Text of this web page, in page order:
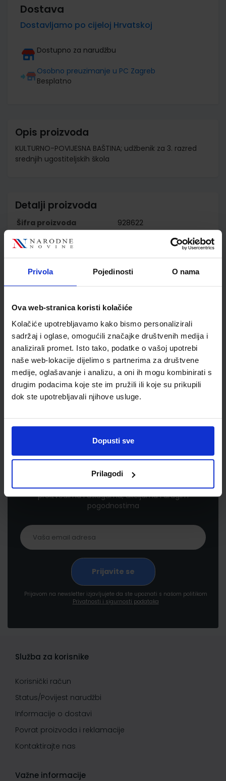
Privola Pojedinosti O nama
Ova web-stranica koristi kolačiće
Kolačiće upotrebljavamo kako bismo personalizirali
sadržaj i oglase, omogućili značajke društvenih medija i
analizirali promet. Isto tako, podatke o vašoj upotrebi
naše web-lokacije dijelimo s partnerima za društvene
medije, oglašavanje i analizu, a oni ih mogu kombinirati s
drugim podacima koje ste im pružili ili koje su prikupili
dok ste upotrebljavali njihove usluge.
Dopusti sve
Prilagodi
Dostava
Dostavljamo po cijeloj Hrvatskoj
Dostupno za narudžbu
Osobno preuzimanje u PC Zagreb
Besplatno
Opis proizvoda
KULTURNO-POVIJESNA BAŠTINA; udžbenik za 3. razred
srednjih ugostiteljskih škola
Detalji proizvoda
Šifra proizvoda
928622
Nakladnik
ŠKOLSKA KNJIGA d.d.
Školski razred
30 3.RAZRED SŠ
Vrsta škole
3 STRUKOVNA
Reg br min
1293
Newsletter prijava
Prijavite se kako bi primali informacije o novim
proizvodima i uslugama, akcijama i drugim
pogodnostima
Prijavom na newsletter izjavljujete da ste upoznati s našom politikom
Privatnosti i sigurnosti podataka
Služba za korisnike
Korisnički račun
Status/Povijest narudžbi
Informacije o dostavi
Povrat proizvoda i reklamacije
Kontaktirajte nas
Važne informacije